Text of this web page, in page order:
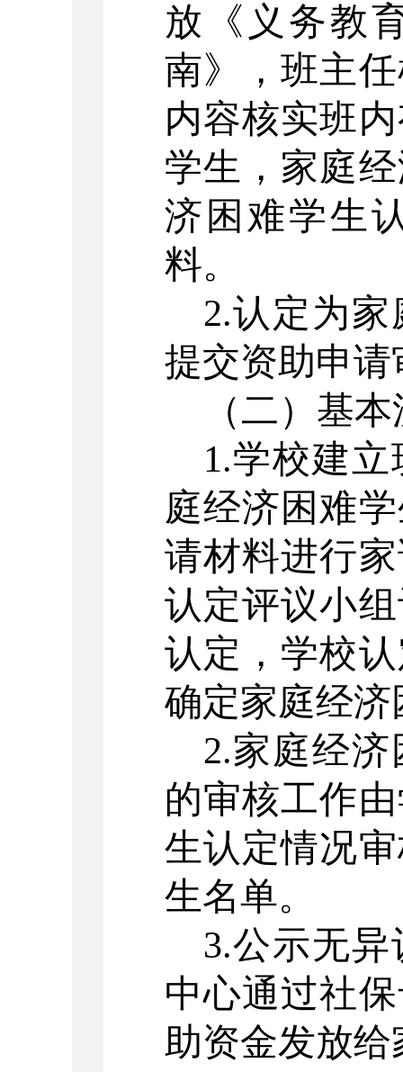
放《义务教
南》，班主
内容核实班
学生，家庭
济困难学生
料。
2.认定为
提交资助申请
（二）基
1.学校建
庭经济困难
请材料进行
认定评议小
认定，学校
确定家庭经
2.家庭经
的审核工作
生认定情况
生名单。
3.公示无
中心通过社
助资金发放